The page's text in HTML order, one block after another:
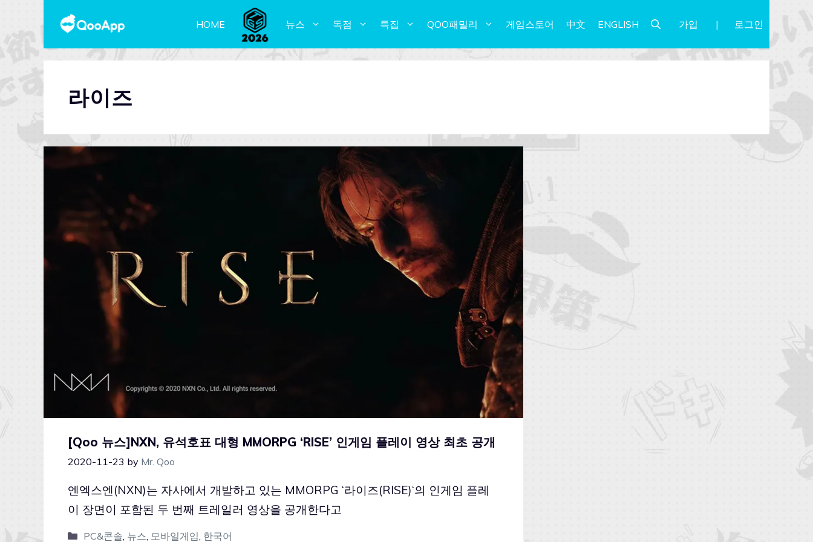
HOME 뉴스 독점 특집 QOO패밀리 게임스토어 中文 ENGLISH 가입 로그인
라이즈
[Qoo 뉴스]NXN, 유석호표 대형 MMORPG ‘RISE’ 인게임 플레이 영상 최초 공개
2020-11-23 by Mr. Qoo
엔엑스엔(NXN)는 자사에서 개발하고 있는 MMORPG ‘라이즈(RISE)‘의 인게임 플레
이 장면이 포함된 두 번째 트레일러 영상을 공개한다고
PC&콘솔 뉴스 모바일게임 한국어